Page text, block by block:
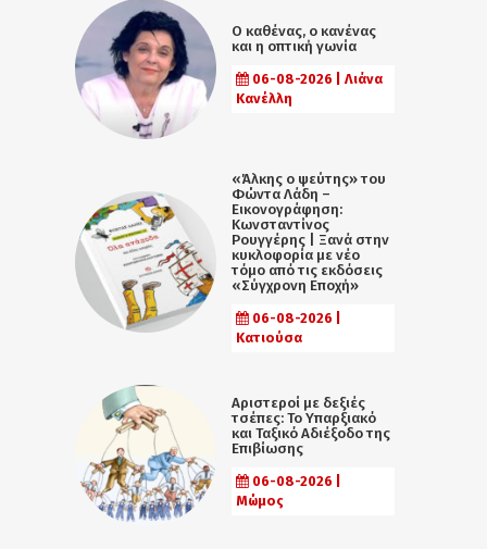
Ο καθένας, ο κανένας
και η οπτική γωνία
06-08-2026 | Λιάνα
Κανέλλη
«Άλκης ο ψεύτης» του
Φώντα Λάδη –
Εικονογράφηση:
Κωνσταντίνος
Ρουγγέρης | Ξανά στην
κυκλοφορία με νέο
τόμο από τις εκδόσεις
«Σύγχρονη Εποχή»
06-08-2026 |
Κατιούσα
Αριστεροί με δεξιές
τσέπες: Το Υπαρξιακό
και Ταξικό Αδιέξοδο της
Επιβίωσης
06-08-2026 |
Μώμος